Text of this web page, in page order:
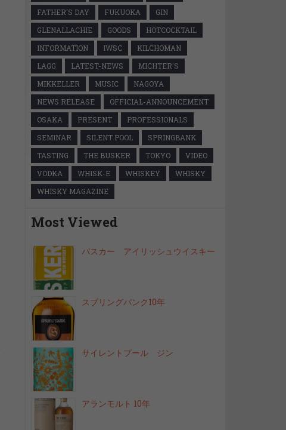
FATHER'S DAY
FUKUOKA
GIN
GLENALLACHIE
GOODS
HOTCOCKTAIL
INFORMATION
IWSC
KILCHOMAN
LAGG
LATEST-NEWS
MICHTER'S
MIKKELLER
MUSIC
NAGOYA
NEWS RELEASE
OFFICIAL-ANNOUNCEMENT
OSAKA
PRESENT
PROFESSIONALS
SEMINAR
SILENT POOL
SPRINGBANK
TASTING
THE BUSKER TOKYO
VIDEO
VODKA
WHISK-E WHISKEY
WHISKY
WHISKY MAGAZINE
Most Viewed
バスカー アイリッシュウイスキー
スプリングバンク10年
サイレントプール ジン
アランモルト 10年